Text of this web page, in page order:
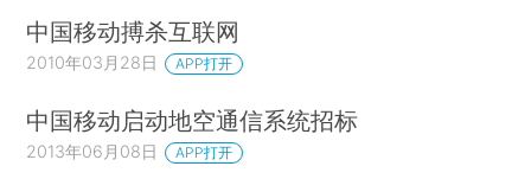
中国移动搏杀互联网
2010年03月28日 APP打开
中国移动启动地空通信系统招标
2013年06月08日 APP打开